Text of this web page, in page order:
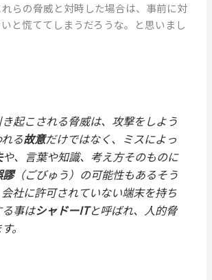
らの脅威と対時した場合は、事前に対
と慌ててしまうだろうな。と思いまし
起こされる脅威は、攻撃をしよう
る故意だけではなく、ミスによっ
や、言葉や知識、考え方そのものに
謬（ごびゅう）の可能性もあるそう
社に許可されていない端末を持ち
事はシャドーITと呼ばれ、人的脅
。